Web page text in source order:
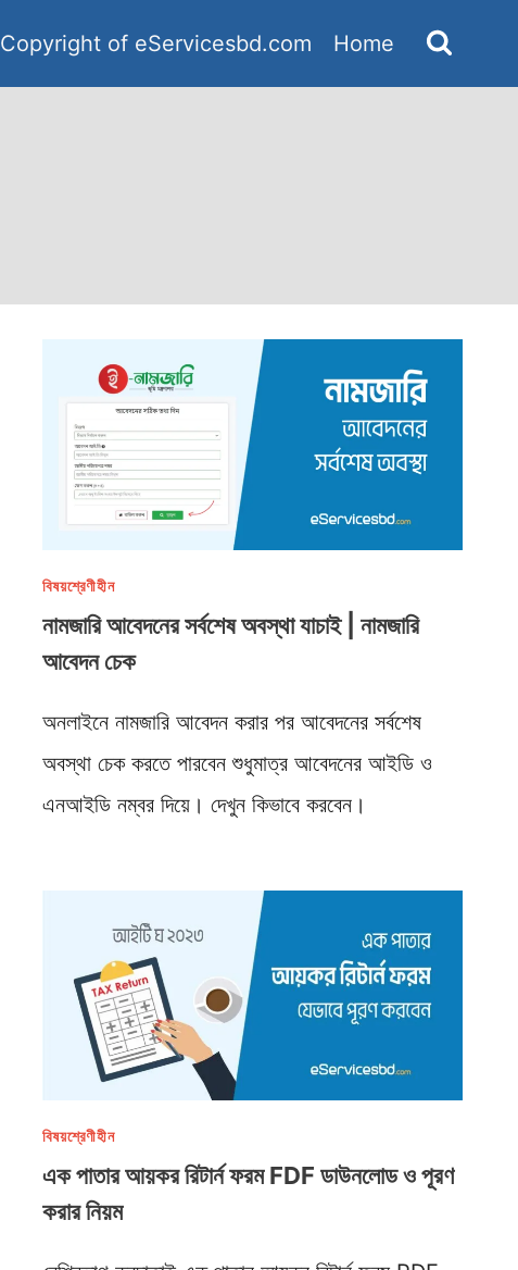
Copyright of eServicesbd.com Home
বিষয়শ্রেণীহীন
নামজারি আবেদনের সর্বশেষ অবস্থা যাচাই | নামজারি
আবেদন চেক
অনলাইনে নামজারি আবেদন করার পর আবেদনের সর্বশেষ
অবস্থা চেক করতে পারবেন শুধুমাত্র আবেদনের আইডি ও
এনআইডি নম্বর দিয়ে। দেখুন কিভাবে করবেন।
বিষয়শ্রেণীহীন
এক পাতার আয়কর রিটার্ন ফরম FDF ডাউনলোড ও পূরণ
করার নিয়ম